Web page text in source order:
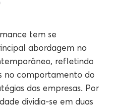
tem se
abordagem no
refletindo
no comportamento do
das empresas. Por
dividia-se em duas